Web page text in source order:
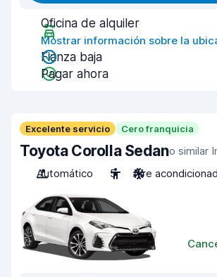
Oficina de alquiler
Mostrar información sobre la
Fianza baja
Pagar ahora
Excelente servicio Cero franquicia
Toyota Corolla Sedano similar
Automático
5 Aire